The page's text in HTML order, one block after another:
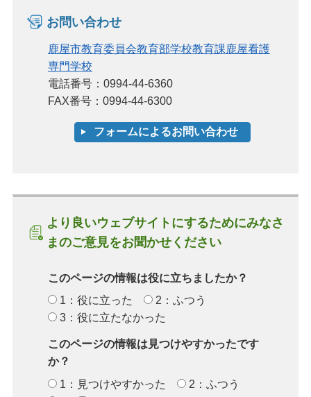
お問い合わせ
鹿屋市教育委員会教育部学校教育課鹿屋看護
専門学校
電話番号：0994-44-6360
FAX番号：0994-44-6300
より良いウェブサイトにするためにみなさ
まのご意見をお聞かせください
このページの情報は役に立ちましたか？
1：役に立った
2：ふつう
3：役に立たなかった
このページの情報は見つけやすかったです
か？
1：見つけやすかった
2：ふつう